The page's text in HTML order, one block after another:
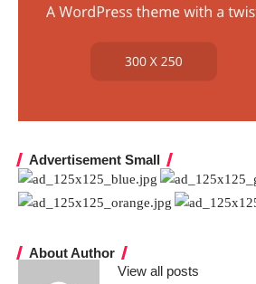
Advertisement Small
About Author
View all posts